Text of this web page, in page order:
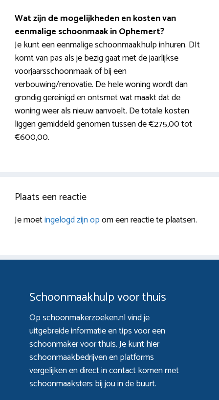
Wat zijn de mogelijkheden en kosten van
eenmalige schoonmaak in Ophemert?
Je kunt een eenmalige schoonmaakhulp inhuren. DIt
komt van pas als je bezig gaat met de jaarlijkse
voorjaarsschoonmaak of bij een
verbouwing/renovatie. De hele woning wordt dan
grondig gereinigd en ontsmet wat maakt dat de
woning weer als nieuw aanvoelt. De totale kosten
liggen gemiddeld genomen tussen de €275,00 tot
€600,00.
Plaats een reactie
Je moetingelogd zijn opom een reactie te plaatsen.
Schoonmaakhulp voor thuis
Op schoonmakerzoeken.nl vind je
uitgebreide informatie en tips voor een
schoonmaker voor thuis. Je kunt hier
schoonmaakbedrijven en platforms
vergelijken en direct in contact komen met
schoonmaaksters bij jou in de buurt.